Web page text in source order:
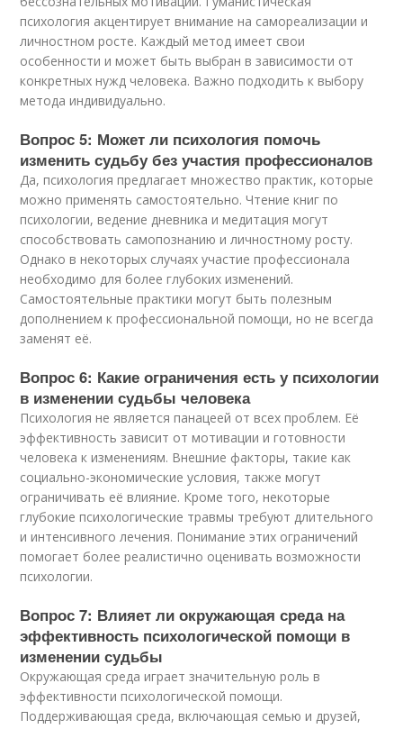
психология акцентирует внимание на самореализации и
личностном росте. Каждый метод имеет свои
особенности и может быть выбран в зависимости от
конкретных нужд человека. Важно подходить к выбору
метода индивидуально.
Вопрос 5: Может ли психология помочь
изменить судьбу без участия профессионалов
Да, психология предлагает множество практик, которые
можно применять самостоятельно. Чтение книг по
психологии, ведение дневника и медитация могут
способствовать самопознанию и личностному росту.
Однако в некоторых случаях участие профессионала
необходимо для более глубоких изменений.
Самостоятельные практики могут быть полезным
дополнением к профессиональной помощи, но не всегда
заменят её.
Вопрос 6: Какие ограничения есть у психологии
в изменении судьбы человека
Психология не является панацеей от всех проблем. Её
эффективность зависит от мотивации и готовности
человека к изменениям. Внешние факторы, такие как
социально-экономические условия, также могут
ограничивать её влияние. Кроме того, некоторые
глубокие психологические травмы требуют длительного
и интенсивного лечения. Понимание этих ограничений
помогает более реалистично оценивать возможности
психологии.
Вопрос 7: Влияет ли окружающая среда на
эффективность психологической помощи в
изменении судьбы
Окружающая среда играет значительную роль в
эффективности психологической помощи.
Поддерживающая среда, включающая семью и друзей,